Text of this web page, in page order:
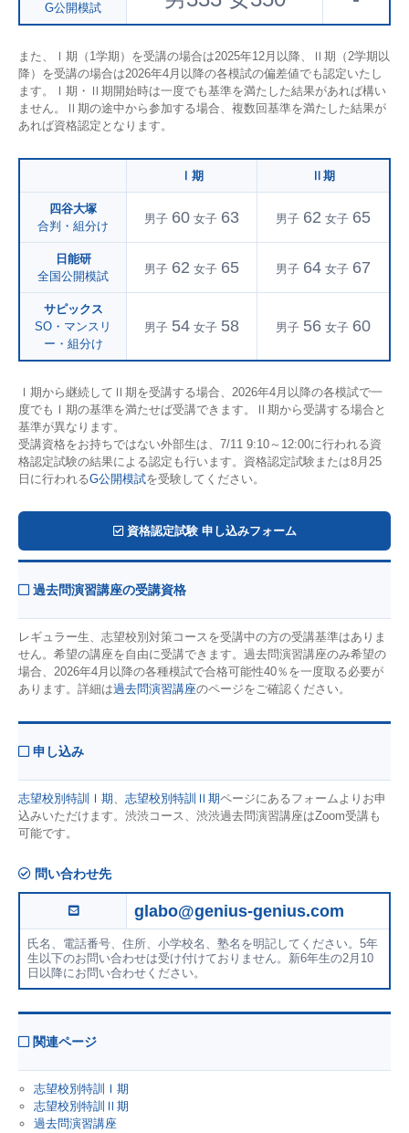
G公開模試
また、Ⅰ期（1学期）を受講の場合は2025年12月以降、Ⅱ期（2学期以
降）を受講の場合は2026年4月以降の各模試の偏差値でも認定いたし
ます。Ⅰ期・Ⅱ期開始時は一度でも基準を満たした結果があれば構い
ません。Ⅱ期の途中から参加する場合、複数回基準を満たした結果が
あれば資格認定となります。
Ⅰ期 Ⅱ期
四谷大塚
合判・組分け
男子 60 女子 63 男子 62 女子 65
日能研
全国公開模試
男子 62 女子 65 男子 64 女子 67
サピックス
SO・マンスリ
ー・組分け
男子 54 女子 58 男子 56 女子 60
Ⅰ期から継続してⅡ期を受講する場合、2026年4月以降の各模試で一
度でもⅠ期の基準を満たせば受講できます。Ⅱ期から受講する場合と
基準が異なります。
受講資格をお持ちではない外部生は、7/11 9:10～12:00に行われる資
格認定試験の結果による認定も行います。資格認定試験または8月25
日に行われるG公開模試を受験してください。
資格認定試験 申し込みフォーム
過去問演習講座の受講資格
レギュラー生、志望校別対策コースを受講中の方の受講基準はありま
せん。希望の講座を自由に受講できます。過去問演習講座のみ希望の
場合、2026年4月以降の各種模試で合格可能性40％を一度取る必要が
あります。詳細は過去問演習講座のページをご確認ください。
申し込み
志望校別特訓Ⅰ期、 志望校別特訓Ⅱ期ページにあるフォームよりお申
込みいただけます。渋渋コース、渋渋過去問演習講座はZoom受講も
可能です。
問い合わせ先
glabo@genius-genius.com
氏名、電話番号、住所、小学校名、塾名を明記してください。5年
生以下のお問い合わせは受け付けておりません。新6年生の2月10
日以降にお問い合わせください。
関連ページ
志望校別特訓Ⅰ期
志望校別特訓Ⅱ期
過去問演習講座